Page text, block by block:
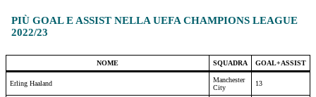
PIÙ GOAL E ASSIST NELLA UEFA CHAMPIONS LEAGUE
2022/23
NOME SQUADRA GOAL+ASSIST
Erling Haaland
Manchester
City
13